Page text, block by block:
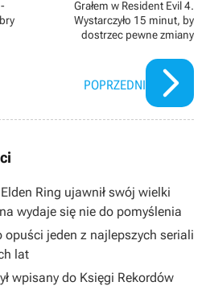
Grałem w Resident Evil 4.
Wystarczyło 15 minut, by
dostrzec pewne zmiany
POPRZEDNI
Ring ujawnił swój wielki
wydaje się nie do pomyślenia
opuści jeden z najlepszych seriali
lat
wpisany do Księgi Rekordów